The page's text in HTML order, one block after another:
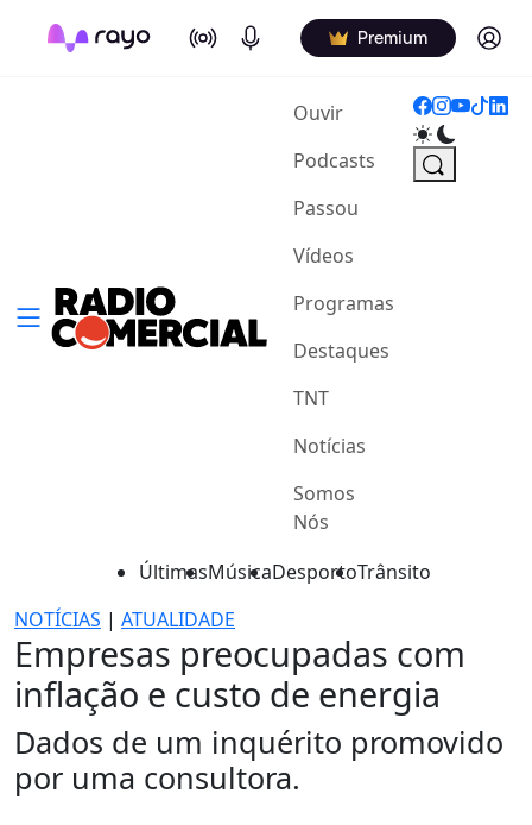
On Air Podcasts Premium Log in
Ouvir(current)
Podcasts
Passou
Vídeos
Programas
Destaques
TNT
Notícias
Somos
Nós
ÚltimasMúsicaDesportoTrânsito
NOTÍCIAS | ATUALIDADE
Empresas preocupadas com
inflação e custo de energia
Dados de um inquérito promovido
por uma consultora.